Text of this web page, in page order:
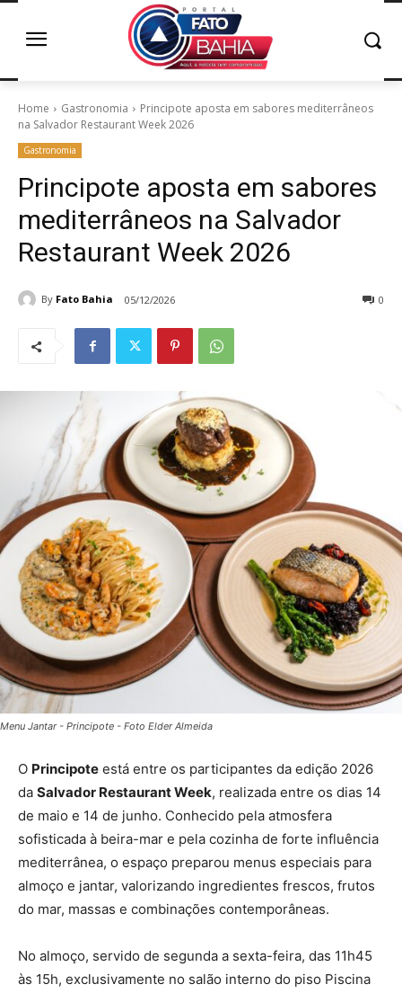
Home Gastronomia
Principote aposta em sabores mediterrâneos
na Salvador Restaurant Week 2026
Gastronomia
Principote aposta em sabores
mediterrâneos na Salvador
Restaurant Week 2026
By Fato Bahia 05/12/2026 0
Menu Jantar - Principote - Foto Elder Almeida
O Principote está entre os participantes da edição 2026
da Salvador Restaurant Week, realizada entre os dias 14
de maio e 14 de junho. Conhecido pela atmosfera
sofisticada à beira-mar e pela cozinha de forte influência
mediterrânea, o espaço preparou menus especiais para
almoço e jantar, valorizando ingredientes frescos, frutos
do mar, massas e combinações contemporâneas.
No almoço, servido de segunda a sexta-feira, das 11h45
às 15h, exclusivamente no salão interno do piso Piscina